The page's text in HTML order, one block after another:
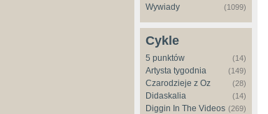
Wywiady (1099)
Cykle
5 punktów (14)
Artysta tygodnia (149)
Czarodzieje z Oz (28)
Didaskalia (14)
Diggin In The Videos (269)